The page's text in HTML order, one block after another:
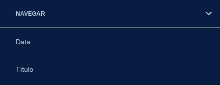
NAVEGAR
Data
Título